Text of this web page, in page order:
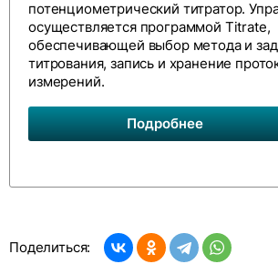
потенциометрический титратор.
осуществляется программой Titrate,
обеспечивающей выбор метода и
титрования, запись и хранение
измерений.
Подробнее
Поделиться: